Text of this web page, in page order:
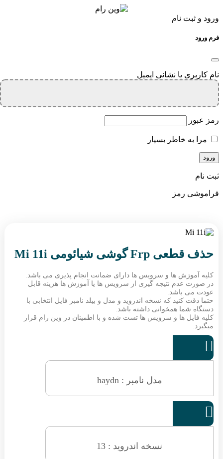
ورود و ثبت نام
فرم ورود
نام کاربری یا نشانی ایمیل
رمز عبور
مرا به خاطر بسپار
ثبت نام
فراموشی رمز
حذف قطعی Frp گوشی شیائومی Mi 11i
کلیه آموزش ها و سرویس ها دارای ضمانت انجام پذیری می باشد.
در صورت عدم نتیجه گیری از سرویس ها یا آموزش ها هزینه قابل
عودت می باشد.
حتما دقت کنید که نسخه اندروید و مدل و بیلد نامبر فایل انتخابی با
دستگاه شما همخوانی داشته باشد.
کلیه فایل ها و سرویس ها تست شده و با اطمینان در وین رام قرار
میگیرد.

مدل نامبر : haydn

نسخه اندروید : 13